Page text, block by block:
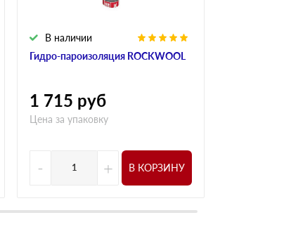
Гидро-пароизоляция ROCKWOOL
В наличии
1 715 руб
Цена за упаковку
- + В КОРЗИНУ